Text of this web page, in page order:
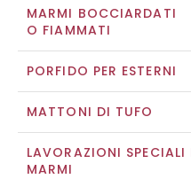
MARMI BOCCIARDATI
O FIAMMATI
PORFIDO PER ESTERNI
MATTONI DI TUFO
LAVORAZIONI SPECIALI
MARMI